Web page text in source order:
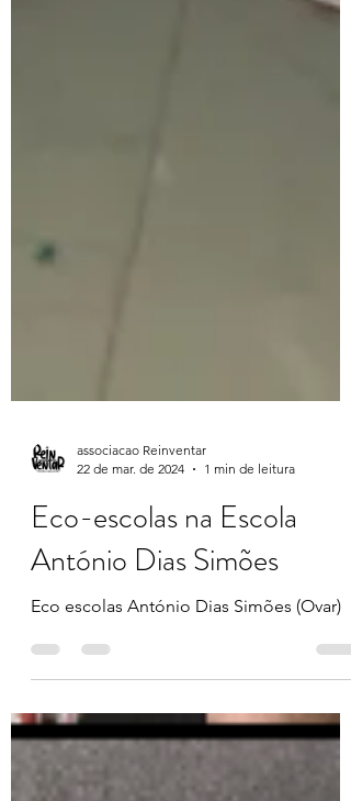
associacao Reinventar
22 de mar. de 2024
1 min de leitura
Eco-escolas na Escola
António Dias Simões